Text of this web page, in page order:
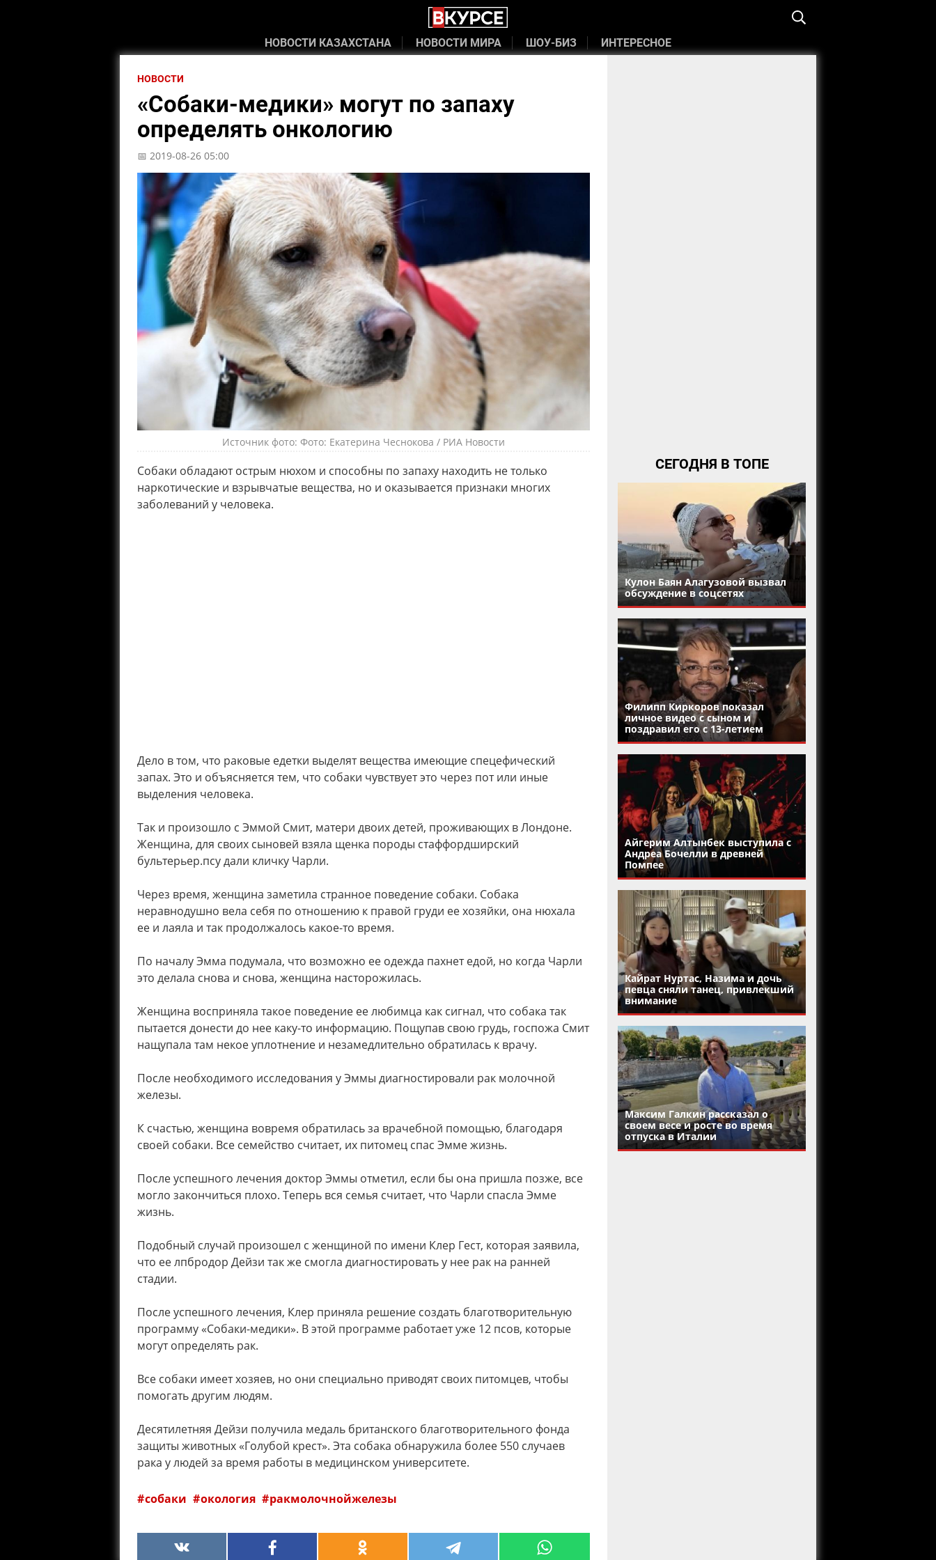
НОВОСТИ КАЗАХСТАНА НОВОСТИ МИРА ШОУ-БИЗ ИНТЕРЕСНОЕ
НОВОСТИ
«Собаки-медики» могут по запаху
определять онкологию
📅 2019-08-26 05:00
Источник фото: Фото: Екатерина Чеснокова / РИА Новости
Собаки обладают острым нюхом и способны по запаху находить не только
наркотические и взрывчатые вещества, но и оказывается признаки многих
заболеваний у человека.
Дело в том, что раковые едетки выделят вещества имеющие спецефический
запах. Это и объясняется тем, что собаки чувствует это через пот или иные
выделения человека.
Так и произошло с Эммой Смит, матери двоих детей, проживающих в Лондоне.
Женщина, для своих сыновей взяла щенка породы стаффордширский
бультерьер.псу дали кличку Чарли.
Через время, женщина заметила странное поведение собаки. Собака
неравнодушно вела себя по отношению к правой груди ее хозяйки, она нюхала
ее и лаяла и так продолжалось какое-то время.
По началу Эмма подумала, что возможно ее одежда пахнет едой, но когда Чарли
это делала снова и снова, женщина насторожилась.
Женщина восприняла такое поведение ее любимца как сигнал, что собака так
пытается донести до нее каку-то информацию. Пощупав свою грудь, госпожа Смит
нащупала там некое уплотнение и незамедлительно обратилась к врачу.
После необходимого исследования у Эммы диагностировали рак молочной
железы.
К счастью, женщина вовремя обратилась за врачебной помощью, благодаря
своей собаки. Все семейство считает, их питомец спас Эмме жизнь.
После успешного лечения доктор Эммы отметил, если бы она пришла позже, все
могло закончиться плохо. Теперь вся семья считает, что Чарли спасла Эмме
жизнь.
Подобный случай произошел с женщиной по имени Клер Гест, которая заявила,
что ее лпбродор Дейзи так же смогла диагностировать у нее рак на ранней
стадии.
После успешного лечения, Клер приняла решение создать благотворительную
программу «Собаки-медики». В этой программе работает уже 12 псов, которые
могут определять рак.
Все собаки имеет хозяев, но они специально приводят своих питомцев, чтобы
помогать другим людям.
Десятилетняя Дейзи получила медаль британского благотворительного фонда
защиты животных «Голубой крест». Эта собака обнаружила более 550 случаев
рака у людей за время работы в медицинском университете.
собаки окология ракмолочнойжелезы
СЕГОДНЯ В ТОПЕ
Кулон Баян Алагузовой вызвал
обсуждение в соцсетях
Филипп Киркоров показал
личное видео с сыном и
поздравил его с 13-летием
Айгерим Алтынбек выступила с
Андреа Бочелли в древней
Помпее
Кайрат Нуртас, Назима и дочь
певца сняли танец, привлекший
внимание
Максим Галкин рассказал о
своем весе и росте во время
отпуска в Италии